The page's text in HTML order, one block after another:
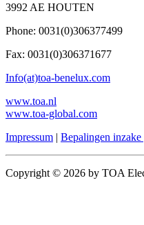
3992 AE HOUTEN
Phone: 0031(0)306377499
Fax: 0031(0)306371677
Info(at)toa-benelux.com
www.toa.nl
www.toa-global.com
Impressum | Bepalingen inzake
Copyright © 2026 by TOA